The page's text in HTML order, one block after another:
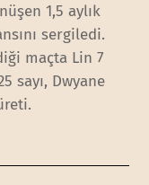
1,5 aylık
sergiledi.
maçta Lin 7
sayı, Dwyane